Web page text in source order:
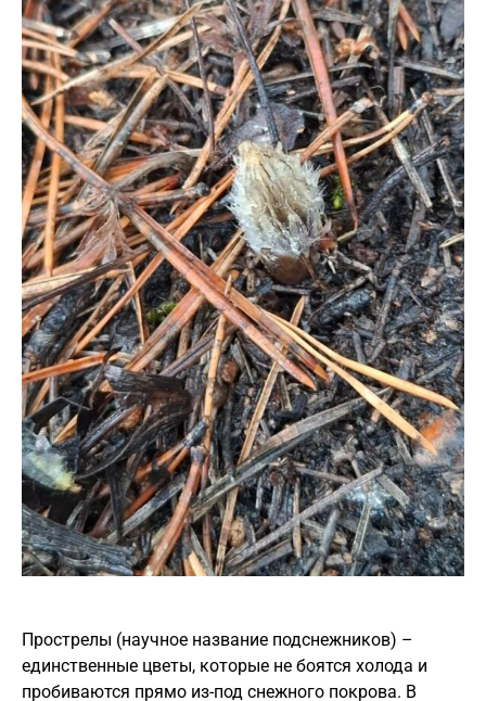
Прострелы (научное название подснежников) –
единственные цветы, которые не боятся холода и
пробиваются прямо из-под снежного покрова. В